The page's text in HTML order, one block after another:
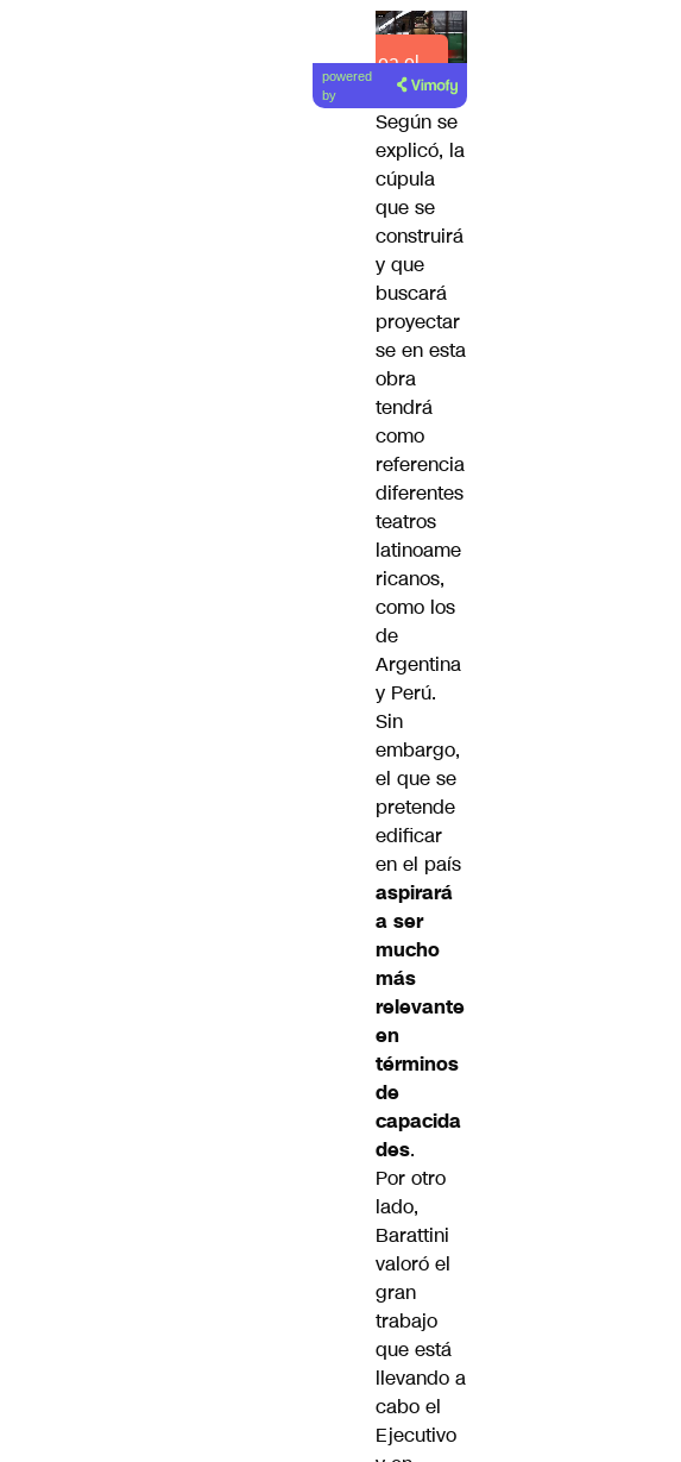
Lea el
artículo
powered
by
Según se
explicó, la
cúpula
que se
construirá
y que
buscará
proyectar
se en esta
obra
tendrá
como
referencia
diferentes
teatros
latinoame
ricanos,
como los
de
Argentina
y Perú.
Sin
embargo,
el que se
pretende
edificar
en el país
aspirará
a ser
mucho
más
relevante
en
términos
de
capacida
des.
Por otro
lado,
Barattini
valoró el
gran
trabajo
que está
llevando a
cabo el
Ejecutivo